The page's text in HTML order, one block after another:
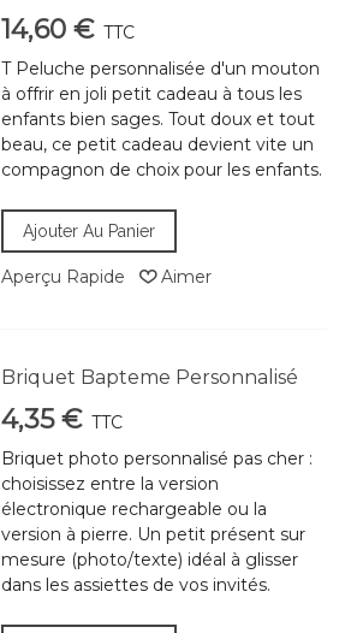
14,60 € TTC
T Peluche personnalisée d'un mouton
à offrir en joli petit cadeau à tous les
enfants bien sages. Tout doux et tout
beau, ce petit cadeau devient vite un
compagnon de choix pour les enfants.
Ajouter Au Panier
Aperçu Rapide Aimer
Briquet Bapteme Personnalisé
4,35 € TTC
Briquet photo personnalisé pas cher :
choisissez entre la version
électronique rechargeable ou la
version à pierre. Un petit présent sur
mesure (photo/texte) idéal à glisser
dans les assiettes de vos invités.